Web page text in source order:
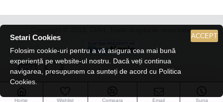
Copyright © 2019, DiArt, Toate drepturile rezervate.
Home Wishlist Compara Email Suna
ACCEPT
Setari Cookies
Folosim cookie-uri pentru a vă asigura cea mai bună
experiență pe website-ul nostru. Dacă veți continua
navigarea, presupunem ca sunteți de acord cu Politica
Cookies.